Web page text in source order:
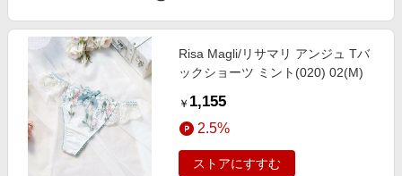
Risa Magli/リサマリ アンジュ Tバ
ックショーツ ミント(020) 02(M)
￥ 1,155
2.5%
ストアにすすむ